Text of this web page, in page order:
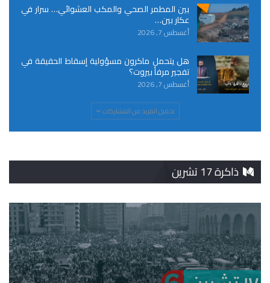
بين المطمر الصحي والمكب العشوائي… سرار في
عكار بين…
أغسطس 7, 2026
هل يتحمل ماكرون مسؤولية إسقاط الحقيقة في
تفجير مرفأ بيروت؟
أغسطس 7, 2026
تحميل المزيد من المشاركات
ذاكرة 17 تشرين